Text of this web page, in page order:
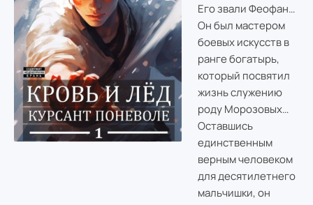
Его звали Феофан…
Он был мастером
боевых искусств в
ранге богатырь,
который посвятил
жизнь служению
роду Морозовых…
Оставшись
единственным
верным человеком
для десятилетнего
мальчишки, он